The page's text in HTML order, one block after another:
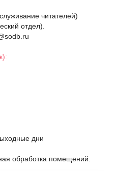
читателей)
отдел).
дни
обработка помещений.